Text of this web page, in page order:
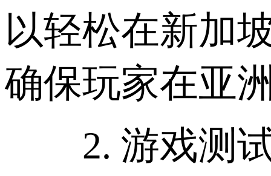
以轻松在新加
确保玩家在亚
2. 游戏测试